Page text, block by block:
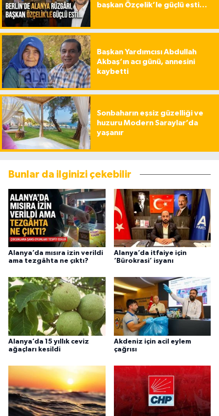
başkan Özçelik’le güçlü esti…
Başkan Yardımcısı Abdullah
Akbaş’ın acı günü, annesini
kaybetti
Sonbaharın eşsiz güzelliği ve
huzuru Modern Saraylar’da
yaşanır
Bunlar da ilginizi çekebilir
Alanya’da mısıra izin verildi
ama tezgâhta ne çıktı?
Alanya’da itfaiye için
‘Bürokrasi’ isyanı
Alanya’da 15 yıllık ceviz
ağaçları kesildi
Akdeniz için acil eylem
çağrısı